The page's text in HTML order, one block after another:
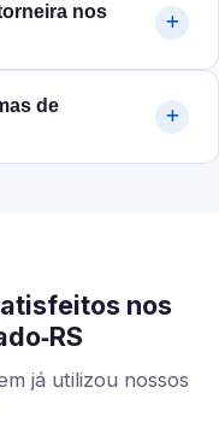
nos
de
nos
já utilizou nossos